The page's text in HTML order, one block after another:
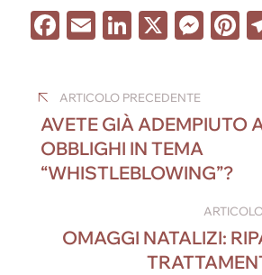
F
c
e
b
o
k
E
ail
Li
k
e
dI
n
X M
e
n
g
er
e
articoli
ARTICOLO PRECEDENTE
AVETE GIÀ ADEMPIUTO
OBBLIGHI IN TEMA
“WHISTLEBLOWING”?
OMAGGI NATALIZI: